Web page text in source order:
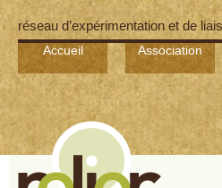
réseau d’expérimentation et de
Accueil Association